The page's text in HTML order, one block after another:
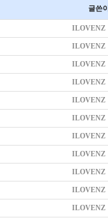
글쓴이
ILOVENZ
ILOVENZ
ILOVENZ
ILOVENZ
ILOVENZ
ILOVENZ
ILOVENZ
ILOVENZ
ILOVENZ
ILOVENZ
ILOVENZ